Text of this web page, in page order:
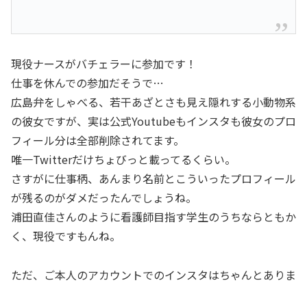
現役ナースがバチェラーに参加です！
仕事を休んでの参加だそうで…
広島弁をしゃべる、若干あざとさも見え隠れする小動物系
の彼女ですが、実は公式Youtubeもインスタも彼女のプロ
フィール分は全部削除されてます。
唯一Twitterだけちょびっと載ってるくらい。
さすがに仕事柄、あんまり名前とこういったプロフィール
が残るのがダメだったんでしょうね。
浦田直佳さんのように看護師目指す学生のうちならともか
く、現役ですもんね。
ただ、ご本人のアカウントでのインスタはちゃんとありま